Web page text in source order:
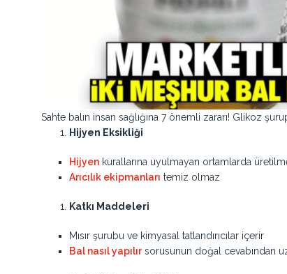
Sahte balın insan sağlığına 7 önemli zararı! Glikoz
Hijyen Eksikliği
Hijyenkurallarına uyulmayan ortamlarda
Arıcılık ekipmanları temiz olmaz
Katkı Maddeleri
Mısır şurubu ve kimyasal tatlandırıcılar içerir
Bal nasıl yapılırsorusunun doğal cevabından